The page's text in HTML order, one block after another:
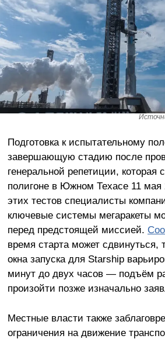
Подготовка к испытательному
завершающую стадию после
генеральной репетиции, которая
полигоне в Южном Техасе 11 мая
этих тестов специалисты
ключевые системы мегаракеты
перед предстоящей миссией.
время старта может сдвинуться,
окна запуска для Starship
минут до двух часов — подъём
произойти позже изначально
Местные власти также
ограничения на движение